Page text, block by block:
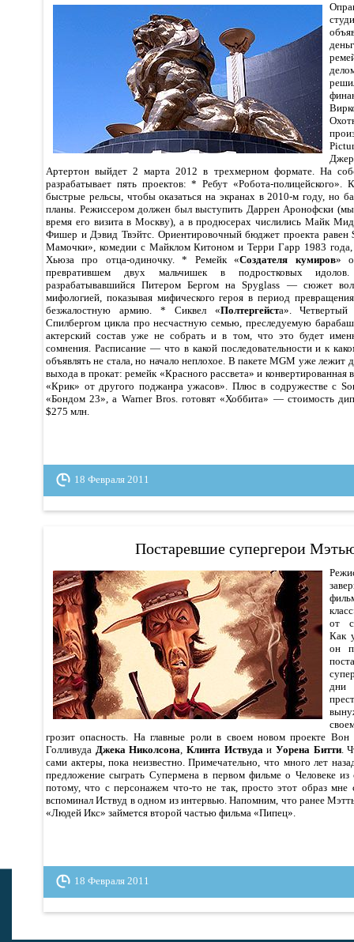
Артертон выйдет 2 марта 2012 в трехмерном формате. На
разрабатывает пять проектов: * Ребут «Робота-полицейского».
быстрые рельсы, чтобы оказаться на экранах в 2010-м году, но
планы. Режиссером должен был выступить Даррен Аронофски
время его визита в Москву), а в продюсерах числились Майк
Фишер и Дэвид Твэйтс. Ориентировочный бюджет проекта
Мамочки», комедии с Майклом Китоном и Терри Гарр 1983
Хьюза про отца-одиночку. * Ремейк «Создателя кумиров» о
превратившем двух мальчишек в подростковых
разрабатывавшийся Питером Бергом на Spyglass — сюжет
мифологией, показывая мифического героя в период
безжалостную армию. * Сиквел «Полтергейста». Четвертый
Спилбергом цикла про несчастную семью, преследуемую
актерский состав уже не собрать и в том, что это будет
сомнения. Расписание — что в какой последовательности и к
объявлять не стала, но начало неплохое. В пакете MGM уже лежит
выхода в прокат: ремейк «Красного рассвета» и конвертированная
«Крик» от другого поджанра ужасов». Плюс в содружестве с
«Бондом 23», а Warner Bros. готовят «Хоббита» — стоимость
$275 млн.
18 Февраля 2011
Постаревшие супергерои
от
Как
он
грозит опасность. На главные роли в своем новом проекте Вон
Голливуда Джека Николсона,Клинта ИствудаиУорена Битти.
сами актеры, пока неизвестно. Примечательно, что много лет
предложение сыграть Супермена в первом фильме о Человеке из
потому, что с персонажем что-то не так, просто этот образ
вспоминал Иствуд в одном из интервью. Напомним, что ранее
«Людей Икс» займется второй частью фильма «Пипец».
18 Февраля 2011